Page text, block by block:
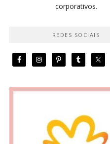
corporativos.
REDES SOCIAIS